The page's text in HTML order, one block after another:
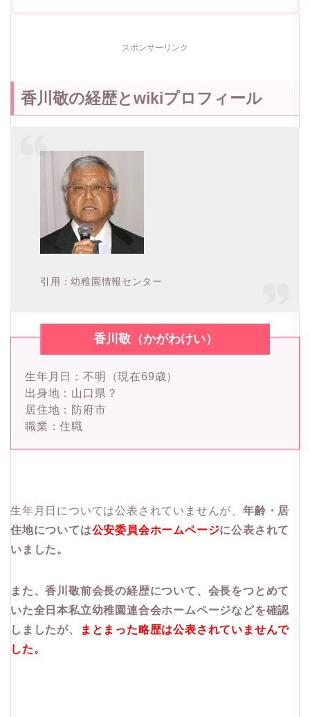
スポンサーリンク
香川敬の経歴とwikiプロフィール
引用：幼稚園情報センター
香川敬（かがわけい）
生年月日：不明（現在69歳）
出身地：山口県？
居住地：防府市
職業：住職
生年月日については公表されていませんが、 年齢・居
住地については公安委員会ホームページに公表されて
いました。
また、香川敬前会長の経歴について、会長をつとめて
いた全日本私立幼稚園連合会ホームページなどを確認
しましたが、
まとまった略歴は公表されていませんで
した。